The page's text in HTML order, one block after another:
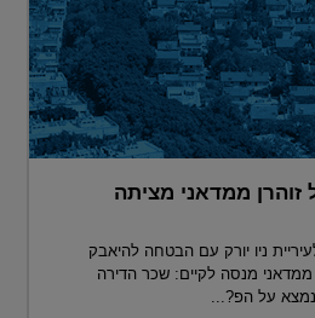
ממדאני מציתה
ניו יורק עם הבטחה להיאבק
ממדאני מנסה לקיים: שכר הדירה
על הפ?...